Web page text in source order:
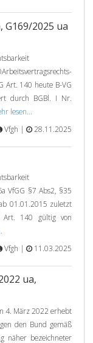
G169/2025 ua
Art. 140 heute B-VG
durch BGBl. I Nr.
lesen...
Vfgh | 28.11.2025
VfGG §7 Abs2, §35
01.01.2015 zuletzt
Art. 140 gültig von
Vfgh | 11.03.2025
ua,
4. März 2022 erhebt
den Bund gemäß
näher bezeichneter